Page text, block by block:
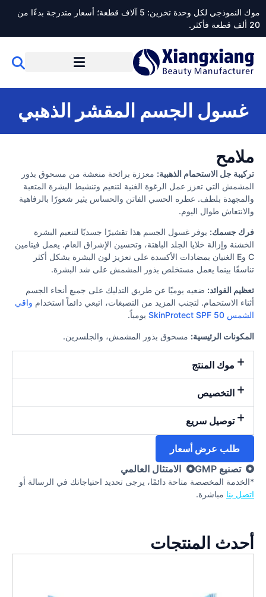
موك النموذجي لكل وحدة تخزين: 5 آلاف قطعة؛ أسعار متدرجة بدءًا من
20 ألف قطعة فأكثر.
غسول الجسم المقشر الذهبي
ملامح
تركيبة جل الاستحمام الذهبية: معززة برائحة منعشة من مسحوق بذور
المشمش التي تعزز عمل الرغوة الغنية لتنعيم وتنشيط البشرة المتعبة
والمجهدة بلطف. عطره الحسي الفاتن والحساس يثير شعورًا بالرفاهية
والانتعاش طوال اليوم.
فرك جسمك: يوفر غسول الجسم هذا تقشيرًا جسديًا لتنعيم البشرة
الخشنة وإزالة خلايا الجلد الباهتة، وتحسين الإشراق العام. يعمل فيتامين
C وE الغنيان بمضادات الأكسدة على تعزيز لون البشرة بشكل أكثر
تناسقًا بينما يعمل مستخلص بذور المشمش على شد البشرة.
تعظيم الفوائد: ضعيه يوميًا عن طريق التدليك على جميع أنحاء الجسم
أثناء الاستحمام. لتجنب المزيد من التصبغات، اتبعي دائماً استخدام واقي
الشمس SkinProtect SPF 50
يومياً.
المكونات الرئيسية: مسحوق بذور المشمش، والجلسرين.
موك المنتج
التخصيص
توصيل سريع
طلب عرض أسعار
تصنيع GMP
الامتثال العالمي
*الخدمة المخصصة متاحة دائمًا، يرجى تحديد احتياجاتك في الرسالة أو
اتصل بنا مباشرة.
أحدث المنتجات